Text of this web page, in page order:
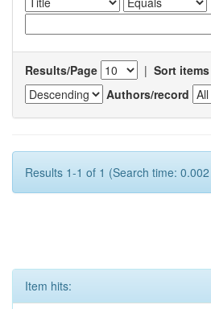
Results/Page | Sort
Authors/record
Results 1-1 of 1 (Search time:
Item hits: